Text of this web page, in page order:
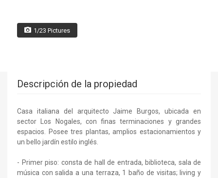
1/23 Pictures
Descripción de la propiedad
Casa italiana del arquitecto Jaime Burgos, ubicada en
sector Los Nogales, con finas terminaciones y grandes
espacios. Posee tres plantas, amplios estacionamientos y
un bello jardín estilo inglés.
- Primer piso: consta de hall de entrada, biblioteca, sala de
música con salida a una terraza, 1 baño de visitas; living y